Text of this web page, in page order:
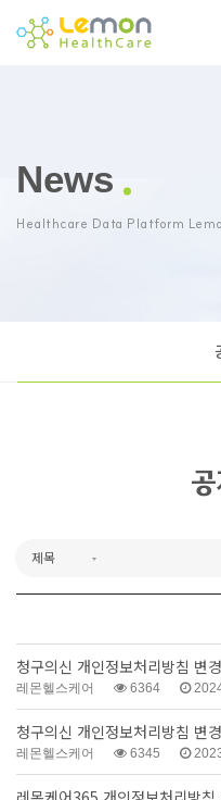
News
Healthcare Data Platform
청구의신 개인정보처리방침
레몬헬스케어 6364
청구의신 개인정보처리방침
레몬헬스케어 6345